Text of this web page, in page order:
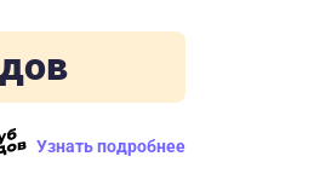
Узнать подробнее